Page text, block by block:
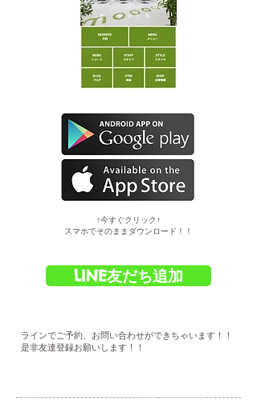
​↑今すぐクリック↑
スマホでそのままダウンロード！！
LINE友だち追加
ラインでご予約、お問い合わせができちゃいます！！
是非友達登録お願いします！！